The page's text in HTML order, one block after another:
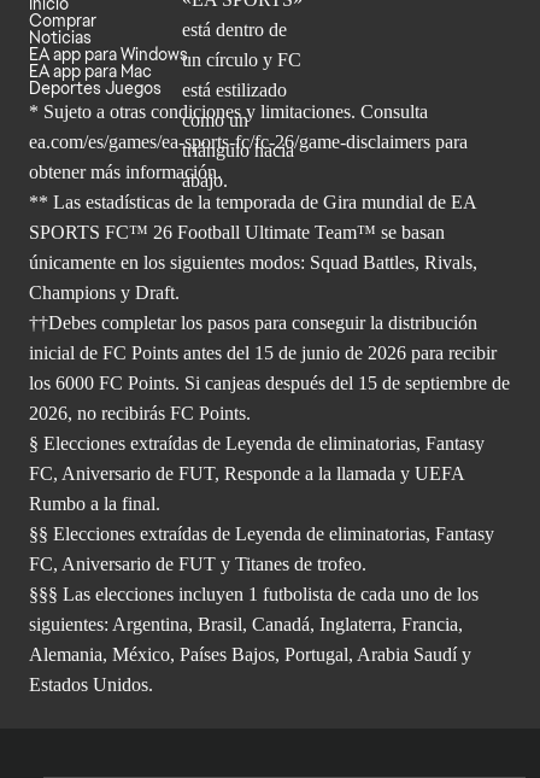
Comprar
Noticias
EA app para Windows
EA app para Mac
Deportes Juegos
* Sujeto a otras condiciones y limitaciones. Consulta
ea.com/es/games/ea-sports-fc/fc-26/game-disclaimers para
obtenermás información.
** Las estadísticas de la temporada de Gira mundial de EA
SPORTS FC™ 26 Football Ultimate Team™ se basan
únicamente en los siguientes modos: Squad Battles, Rivals,
Champions y Draft.
††Debes completar los pasos para conseguir la distribución
inicial de FC Points antes del 15 de junio de 2026 para recibir
los 6000 FC Points. Si canjeas después del 15 de septiembre de
2026, no recibirás FC Points.
§ Elecciones extraídas de Leyenda de eliminatorias, Fantasy
FC, Aniversario de FUT, Responde a la llamada y UEFA
Rumbo a la final.
§§ Elecciones extraídas de Leyenda de eliminatorias, Fantasy
FC, Aniversario de FUT y Titanes de trofeo.
§§§ Las elecciones incluyen 1 futbolista de cada uno de los
siguientes: Argentina, Brasil, Canadá, Inglaterra, Francia,
Alemania, México, Países Bajos, Portugal, Arabia Saudí y
Estados Unidos.